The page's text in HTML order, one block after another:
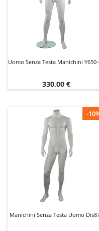
Uomo Senza Testa Manichini
Prezzo
330,00 €
-
Manichini Senza Testa Uomo